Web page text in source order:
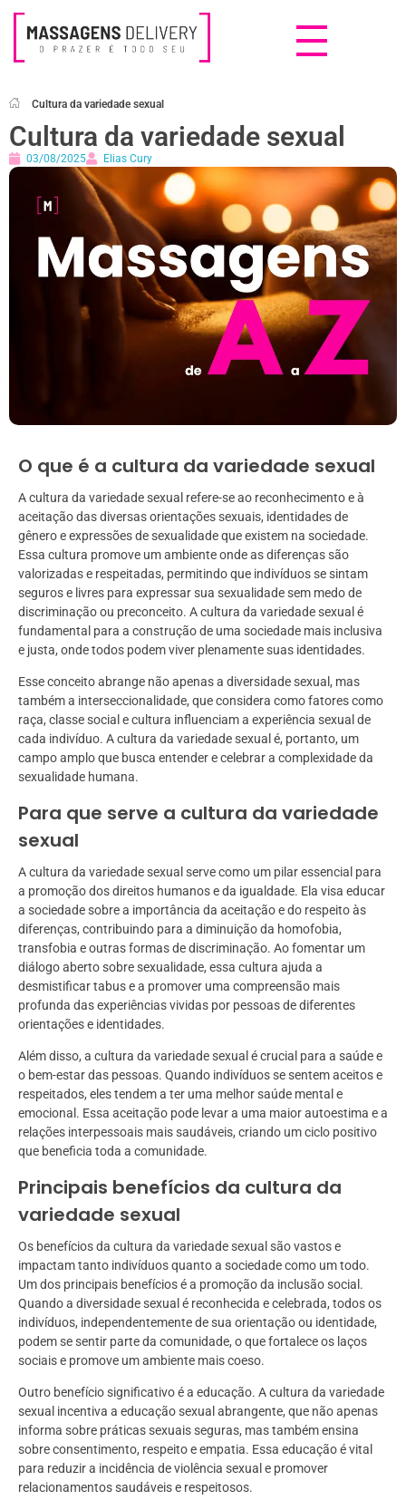
Cultura da variedade sexual
Cultura da variedade sexual
03/08/2025 Elias Cury
O que é a cultura da variedade sexual
A cultura da variedade sexual refere-se ao reconhecimento e à
aceitação das diversas orientações sexuais, identidades de
gênero e expressões de sexualidade que existem na sociedade.
Essa cultura promove um ambiente onde as diferenças são
valorizadas e respeitadas, permitindo que indivíduos se sintam
seguros e livres para expressar sua sexualidade sem medo de
discriminação ou preconceito. A cultura da variedade sexual é
fundamental para a construção de uma sociedade mais inclusiva
e justa, onde todos podem viver plenamente suas identidades.
Esse conceito abrange não apenas a diversidade sexual, mas
também a interseccionalidade, que considera como fatores como
raça, classe social e cultura influenciam a experiência sexual de
cada indivíduo. A cultura da variedade sexual é, portanto, um
campo amplo que busca entender e celebrar a complexidade da
sexualidade humana.
Para que serve a cultura da variedade
sexual
A cultura da variedade sexual serve como um pilar essencial para
a promoção dos direitos humanos e da igualdade. Ela visa educar
a sociedade sobre a importância da aceitação e do respeito às
diferenças, contribuindo para a diminuição da homofobia,
transfobia e outras formas de discriminação. Ao fomentar um
diálogo aberto sobre sexualidade, essa cultura ajuda a
desmistificar tabus e a promover uma compreensão mais
profunda das experiências vividas por pessoas de diferentes
orientações e identidades.
Além disso, a cultura da variedade sexual é crucial para a saúde e
o bem-estar das pessoas. Quando indivíduos se sentem aceitos e
respeitados, eles tendem a ter uma melhor saúde mental e
emocional. Essa aceitação pode levar a uma maior autoestima e a
relações interpessoais mais saudáveis, criando um ciclo positivo
que beneficia toda a comunidade.
Principais benefícios da cultura da
variedade sexual
Os benefícios da cultura da variedade sexual são vastos e
impactam tanto indivíduos quanto a sociedade como um todo.
Um dos principais benefícios é a promoção da inclusão social.
Quando a diversidade sexual é reconhecida e celebrada, todos os
indivíduos, independentemente de sua orientação ou identidade,
podem se sentir parte da comunidade, o que fortalece os laços
sociais e promove um ambiente mais coeso.
Outro benefício significativo é a educação. A cultura da variedade
sexual incentiva a educação sexual abrangente, que não apenas
informa sobre práticas sexuais seguras, mas também ensina
sobre consentimento, respeito e empatia. Essa educação é vital
para reduzir a incidência de violência sexual e promover
relacionamentos saudáveis e respeitosos.